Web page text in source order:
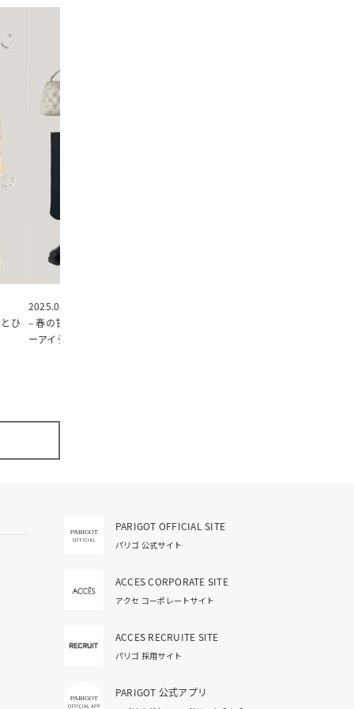
ひ
2025.03.14
– 春の甘めワンピはブラックで、春色の小物やシア
ーアイテムを合わせて軽やかさを。 –
PARIGOT OFFICIAL SITE
パリゴ 公式サイト
ACCES CORPORATE SITE
アクセ コーポレートサイト
ACCES RECRUITE SITE
パリゴ 採用サイト
PARIGOT 公式アプリ